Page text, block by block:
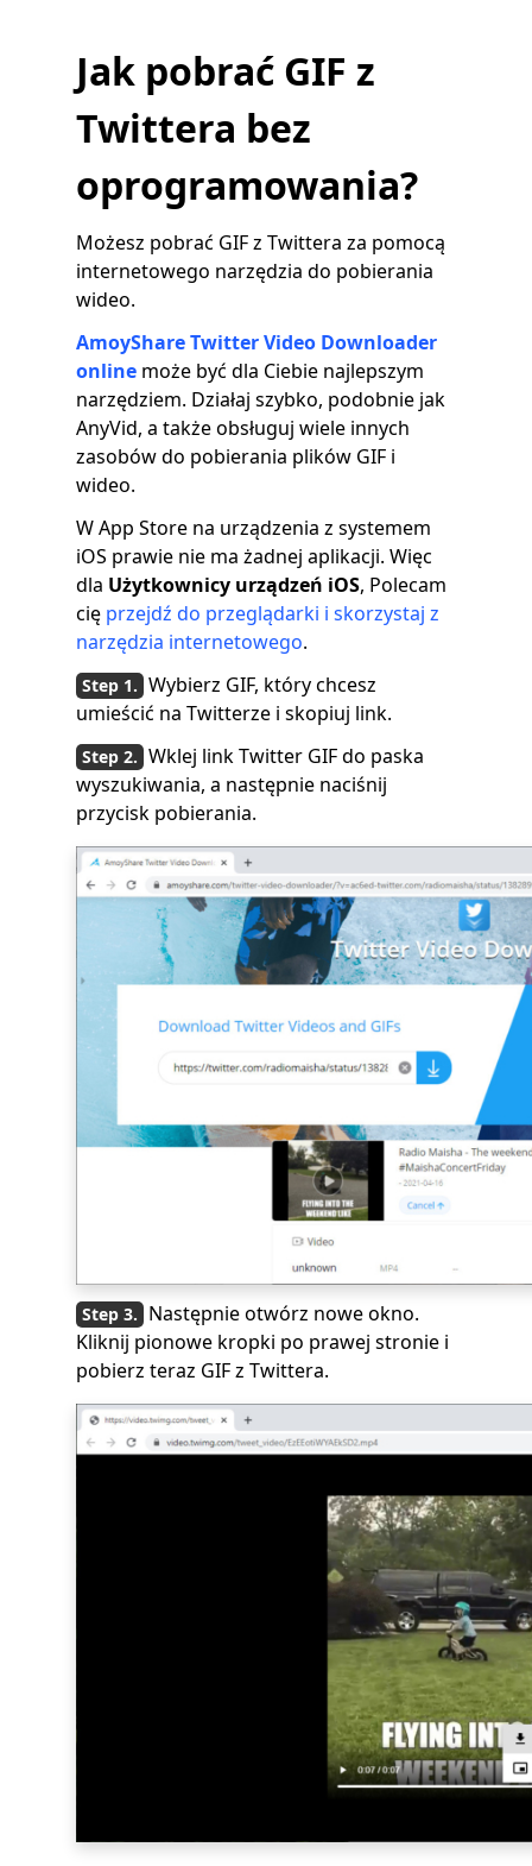
Jak pobrać GIF z
Twittera bez
oprogramowania?
Możesz pobrać GIF z Twittera za pomocą
internetowego narzędzia do pobierania
wideo.
AmoyShare Twitter Video Downloader
online może być dla Ciebie najlepszym
narzędziem. Działaj szybko, podobnie jak
AnyVid, a także obsługuj wiele innych
zasobów do pobierania plików GIF i
wideo.
W App Store na urządzenia z systemem
iOS prawie nie ma żadnej aplikacji. Więc
dla Użytkownicy urządzeń iOS, Polecam
cię przejdź do przeglądarki i skorzystaj z
narzędzia internetowego.
Wybierz GIF, który chcesz
umieścić na Twitterze i skopiuj link.
Wklej link Twitter GIF do paska
wyszukiwania, a następnie naciśnij
przycisk pobierania.
Następnie otwórz nowe okno.
Kliknij pionowe kropki po prawej stronie i
pobierz teraz GIF z Twittera.